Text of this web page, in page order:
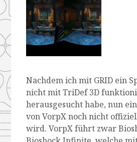
Nachdem ich mit GRID ein
nicht mit TriDef 3D
herausgesucht habe, nun
von VorpX noch nicht
wird. VorpX führt zwar